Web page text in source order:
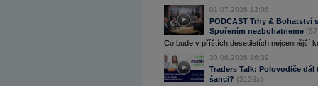
01.07.2026 12:06
PODCAST Trhy & Bohatství
Spořením nezbohatneme
Co bude v příštích desetiletích nejcennější
30.06.2026 16:39
Traders Talk: Polovodiče
šanci? (3139x)